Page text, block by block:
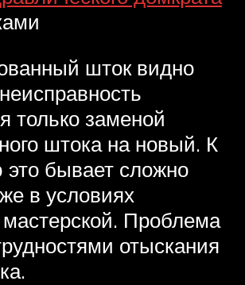
шток видно
только заменой
штока на новый. К
бывает сложно
в условиях
Проблема
отыскания